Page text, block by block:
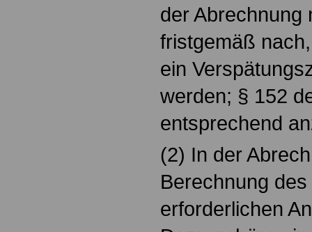
der Abrechnung
fristgemäß
ein
werden; § 152
entsprechend
(2) In der
Berechnung
erforderlichen